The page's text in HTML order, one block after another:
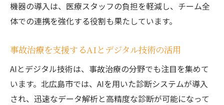
機器の導入は、医療スタッフの負担を軽減し、チーム全
体での連携を強化する役割も果たしています。
事故治療を支援するAIとデジタル技術の活用
AIとデジタル技術は、事故治療の分野でも注目を集めて
います。北広島市では、AIを用いた診断システムが導入
され、迅速なデータ解析と高精度な診断が可能になって